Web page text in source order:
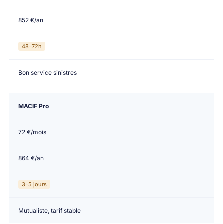
852 €/an
48–72h
Bon service sinistres
MACIF Pro
72 €/mois
864 €/an
3–5 jours
Mutualiste, tarif stable